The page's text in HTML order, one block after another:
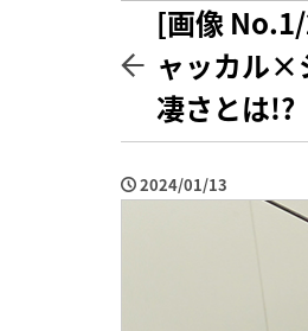
[画像
ャッカル×
凄さとは!?
2024/01/13